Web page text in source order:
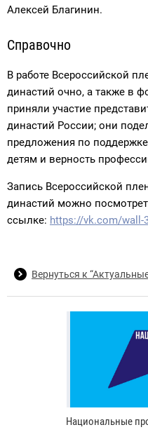
Алексей Благинин.
Справочно
В работе Всероссийской
династий очно, а также в
приняли участие
династий России; они
предложения по
детям и верность
Запись Всероссийской
династий можно
ссылке: https://vk.com/wall-
Вернуться к
Национальные